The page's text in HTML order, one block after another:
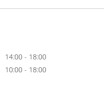
14:00 - 18:00
10:00 - 18:00